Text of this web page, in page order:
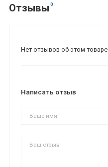
Отзывы 0
Нет отзывов об этом товаре.
Написать отзыв